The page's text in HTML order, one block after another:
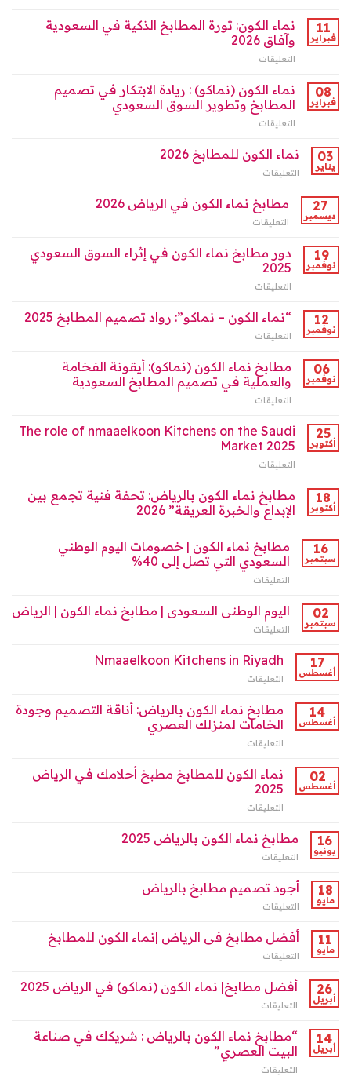
في
السعودية
الرائد
مغلقة
تصدرت
“مطابخ
نماء
الكون”
التصميم
في
الرياض
2026
مغلقة
11
فبراير
نماء الكون: ثورة المطابخ الذكية في السعودية
وآفاق 2026
التعليقات
الكون:
ثورة
المطابخ
السعودية
08
فبراير
نماء الكون (نماكو) : ريادة الابتكار في تصميم
المطابخ وتطوير السوق السعودي
التعليقات
الكون
(نماكو)
الابتكار
في
وتطوير
السعودي
03
يناير
نماء الكون للمطابخ 2026
التعليقات
الكون
للمطابخ
2026
27
ديسمبر
مطابخ نماء الكون في الرياض 2026
التعليقات
نماء
الكون
مغلقة
19
نوفمبر
دور مطابخ نماء الكون في إثراء السوق السعودي
2025
التعليقات
مطابخ
نماء
إثراء
السوق
السعودي
12
نوفمبر
“نماء الكون – نماكو”: رواد تصميم المطابخ 2025
التعليقات
الكون
نماكو”:
المطابخ
2025
06
نوفمبر
مطابخ نماء الكون (نماكو): أيقونة الفخامة
والعملية في تصميم المطابخ السعودية
التعليقات
نماء
الكون
(نماكو):
والعملية
في
تصميم
السعودية
مغلقة
25
أكتوبر
The role of nmaaelkoon Kitchens on the Saudi
Market 2025
التعليقات
role
of
nmaaelkoon
on
the
Saudi
Market
مغلقة
18
أكتوبر
مطابخ نماء الكون بالرياض: تحفة فنية تجمع بين
الإبداع والخبرة العريقة” 2026
16
سبتمبر
مطابخ نماء الكون | خصومات اليوم الوطني
السعودي التي تصل إلى 40%
التعليقات
نماء
الكون
اليوم
تصل
إلى
02
سبتمبر
اليوم الوطنى السعودى | مطابخ نماء الكون | الرياض
التعليقات
الوطنى
|
نماء
الكون
الرياض
17
أغسطس
Nmaaelkoon Kitchens in Riyadh
التعليقات
Kitchens
in
Riyadh
14
أغسطس
مطابخ نماء الكون بالرياض: أناقة التصميم وجودة
الخامات لمنزلك العصري
التعليقات
نماء
الكون
وجودة
مغلقة
02
أغسطس
نماء الكون للمطابخ مطبخ أحلامك في الرياض
2025
التعليقات
الكون
للمطابخ
في
الرياض
16
يونيو
مطابخ نماء الكون بالرياض 2025
التعليقات
الكون
مغلقة
18
مايو
أجود تصميم مطابخ بالرياض
التعليقات
تصميم
مطابخ
11
مايو
أفضل مطابخ فى الرياض |نماء الكون للمطابخ
التعليقات
مطابخ
الرياض
نماء
الكون
26
أبريل
أفضل مطابخ| نماء الكون (نماكو) في الرياض 2025
التعليقات
مطابخ|
نماء
الكون
14
أبريل
“مطابخ نماء الكون بالرياض : شريكك في صناعة
البيت العصري”
التعليقات